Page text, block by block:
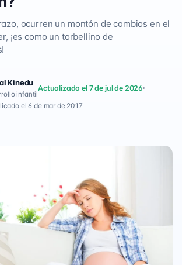
ocurren un montón de cambios en el
¡es como un torbellino de
Kinedu
infantil
Actualizado el 7 de jul de 2026
el 6 de mar de 2017